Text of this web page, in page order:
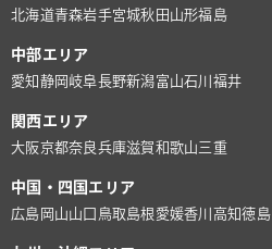
北海道青森岩手宮城秋田 山形福島
中部エリア
愛知 静岡 岐阜長野新潟富山石川 福井
関西エリア
大阪京都奈良兵庫滋賀和歌山 三重
中国・四国エリア
広島 岡山山口 鳥取島根 愛媛香川 高知徳島